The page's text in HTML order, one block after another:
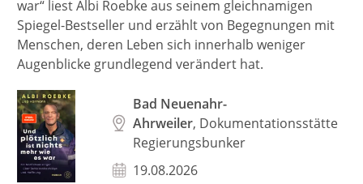
war“ liest Albi Roebke aus seinem gleichnamigen
Spiegel-Bestseller und erzählt von Begegnungen mit
Menschen, deren Leben sich innerhalb weniger
Augenblicke grundlegend verändert hat.
Bad Neuenahr-
Ahrweiler, Dokumentationsstätte
Regierungsbunker
19.08.2026